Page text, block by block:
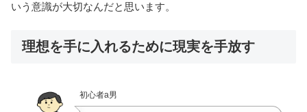
いう意識が大切なんだと思います。
理想を手に入れるために現実を手放す
初心者a男